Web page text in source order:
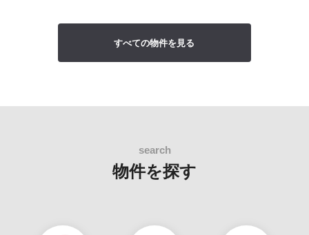
すべての物件を見る
物件を探す